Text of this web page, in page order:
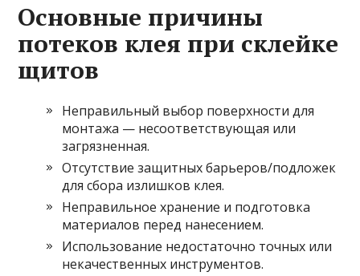
Основные причины
потеков клея при склейке
щитов
Неправильный выбор поверхности для
монтажа — несоответствующая или
загрязненная.
Отсутствие защитных барьеров/подложек
для сбора излишков клея.
Неправильное хранение и подготовка
материалов перед нанесением.
Использование недостаточно точных или
некачественных инструментов.